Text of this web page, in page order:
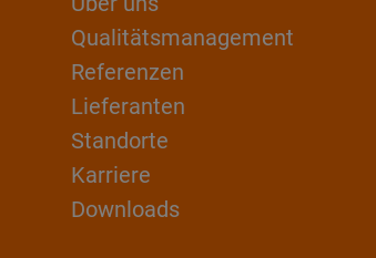
Qualitätsmanagement
Referenzen
Lieferanten
Standorte
Karriere
Downloads